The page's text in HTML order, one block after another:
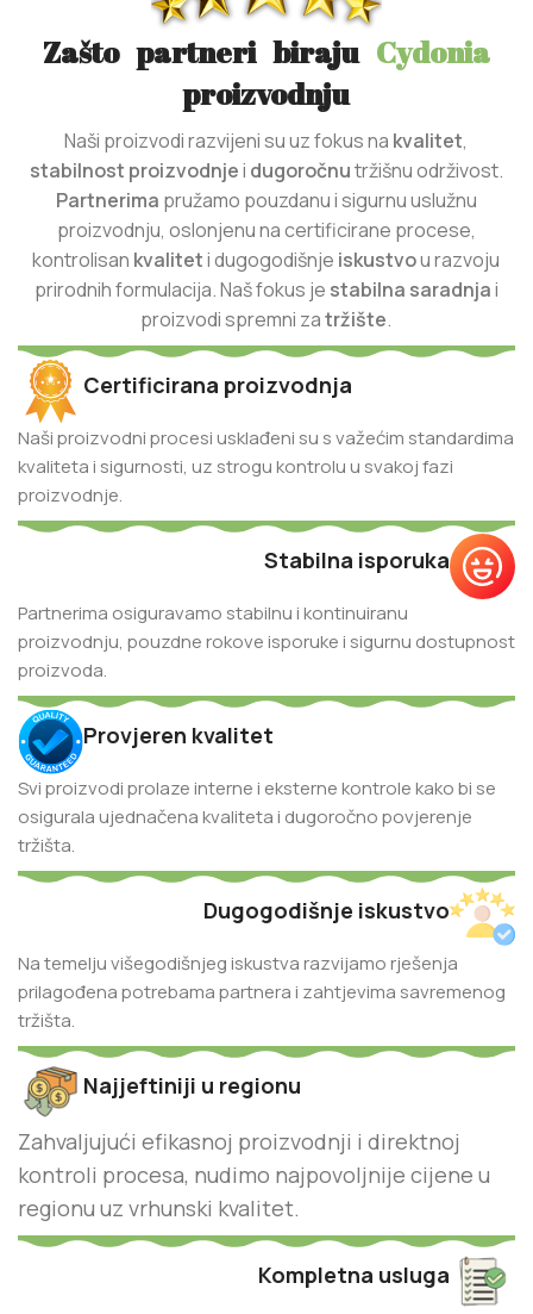
Zašto partneri biraju Cydonia
proizvodnju
Naši proizvodi razvijeni su uz fokus na kvalitet,
stabilnost proizvodnjei dugoročnutržišnu održivost.
Partnerima pružamo pouzdanu i sigurnu uslužnu
proizvodnju, oslonjenu na certificirane procese,
kontrolisan kvaliteti dugogodišnje iskustvou razvoju
prirodnih formulacija. Naš fokus je stabilna saradnjai
proizvodi spremni zatržište.
Certificirana proizvodnja
Naši proizvodni procesi usklađeni su s važećim standardima
kvaliteta i sigurnosti, uz strogu kontrolu u svakoj fazi
proizvodnje.
Stabilna isporuka
Partnerima osiguravamo stabilnu i kontinuiranu
proizvodnju, pouzdne rokove isporuke i sigurnu dostupnost
proizvoda.
Provjeren kvalitet
Svi proizvodi prolaze interne i eksterne kontrole kako bi se
osigurala ujednačena kvaliteta i dugoročno povjerenje
tržišta.
Dugogodišnje iskustvo
Na temelju višegodišnjeg iskustva razvijamo rješenja
prilagođena potrebama partnera i zahtjevima savremenog
tržišta.
Najjeftiniji u regionu
Zahvaljujući efikasnoj proizvodnji i direktnoj
kontroli procesa, nudimo najpovoljnije cijene u
regionu uz vrhunski kvalitet.
Kompletna usluga